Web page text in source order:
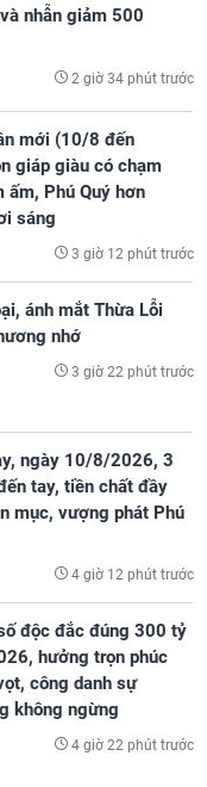
nhẫn giảm 500
2 giờ 34 phút trước
mới (10/8 đến
giáp giàu có chạm
Phú Quý hơn
sáng
3 giờ 12 phút trước
ánh mắt Thừa Lỗi
nhớ
3 giờ 22 phút trước
ngày 10/8/2026, 3
tay, tiền chất đầy
mục, vượng phát Phú
4 giờ 12 phút trước
độc đắc đúng 300 tỷ
hưởng trọn phúc
công danh sự
không ngừng
4 giờ 22 phút trước